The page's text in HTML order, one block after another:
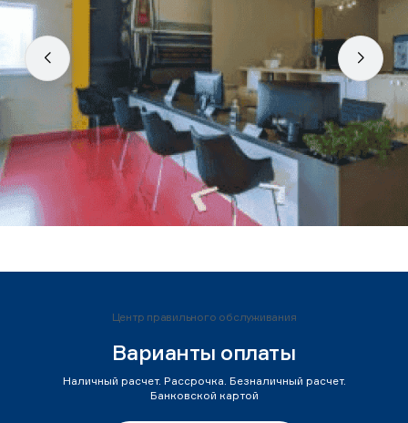
Центр правильного обслуживания
Варианты оплаты
Наличный расчет. Рассрочка. Безналичный расчет.
Банковской картой